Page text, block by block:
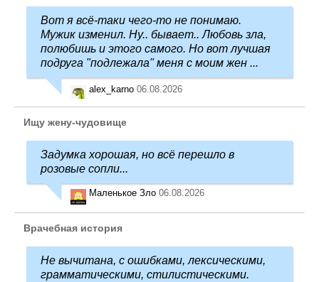
Вот я всё-таки чего-то не понимаю.
Мужик изменил. Ну.. бывает.. Любовь зла,
полюбишь и этого самого. Но вот лучшая
подруга "подлежала" меня с моим жен ...
alex_karno 06.08.2026
Ищу жену-чудовище
Задумка хорошая, но всё перешло в
розовые сопли...
Маленькое Зло 06.08.2026
Врачебная история
Не вычитана, с ошибками, лексическими,
грамматическими, стилистическими.